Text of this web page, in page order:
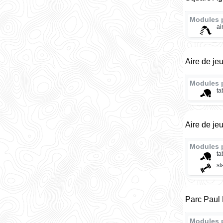
Modules
Aire de
Modules
Aire de
Modules
Parc Paul
Modules